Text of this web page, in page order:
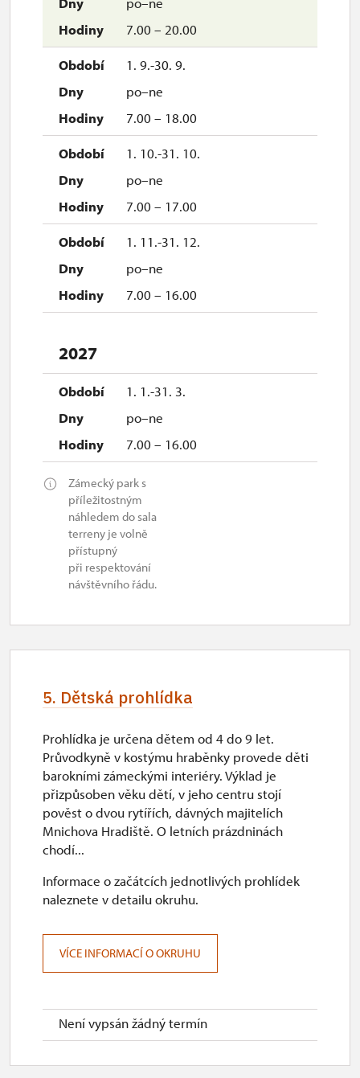
7.00 – 20.00
1. 9.-30. 9.
po–ne
7.00 – 18.00
1. 10.-31. 10.
po–ne
7.00 – 17.00
1. 11.-31. 12.
po–ne
7.00 – 16.00
2027
1. 1.-31. 3.
po–ne
7.00 – 16.00
Zámecký park s
příležitostným
náhledem do sala
terreny je volně
přístupný
při respektování
návštěvního řádu.
5. Dětská prohlídka
Není vypsán žádný termín
Prohlídka je určena dětem od 4 do 9 let.
Průvodkyně v kostýmu hraběnky provede děti
barokními zámeckými interiéry. Výklad je
přizpůsoben věku dětí, v jeho centru stojí
pověst o dvou rytířích, dávných majitelích
Mnichova Hradiště. O letních prázdninách
chodí...
Informace o začátcích jednotlivých prohlídek
naleznete v detailu okruhu.
VÍCE INFORMACÍ O OKRUHU